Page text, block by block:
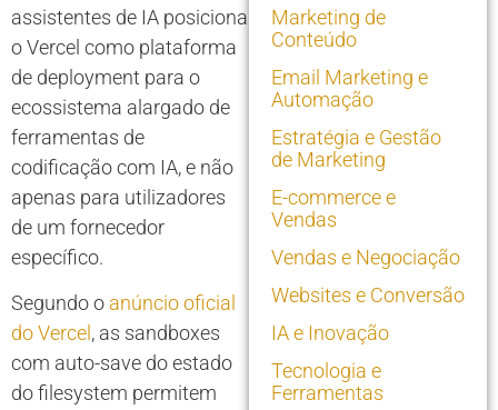
assistentes de IA posiciona
o Vercel como plataforma
de deployment para o
ecossistema alargado de
ferramentas de
codificação com IA, e não
apenas para utilizadores
de um fornecedor
específico.
Segundo o anúncio oficial
do Vercel , as sandboxes
com auto-save do estado
do filesystem permitem
Marketing de
Conteúdo
Email Marketing e
Automação
Estratégia e Gestão
de Marketing
E-commerce e
Vendas
Vendas e Negociação
Websites e Conversão
IA e Inovação
Tecnologia e
Ferramentas